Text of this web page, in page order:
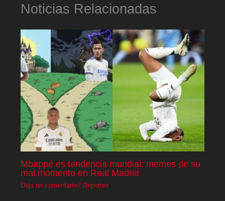
Noticias Relacionadas
Mbappé es tendencia mundial: memes de su
mal momento en Real Madrid
Deja un comentario / Deportes